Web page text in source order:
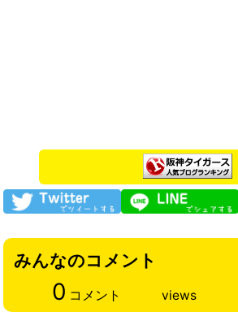
みんなのコメント
0 コメント views